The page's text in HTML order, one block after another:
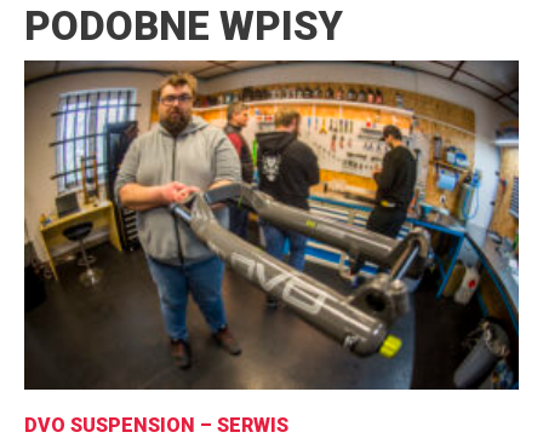
PODOBNE WPISY
DVO SUSPENSION – SERWIS